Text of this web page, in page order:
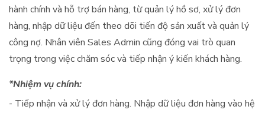
hành chính và hỗ trợ bán hàng, từ quản lý hồ sơ, xử lý đơn
hàng, nhập dữ liệu đến theo dõi tiến độ sản xuất và quản lý
công nợ. Nhân viên Sales Admin cũng đóng vai trò quan
trọng trong việc chăm sóc và tiếp nhận ý kiến khách hàng.
*Nhiệm vụ chính:
- Tiếp nhận và xử lý đơn hàng. Nhập dữ liệu đơn hàng vào hệ